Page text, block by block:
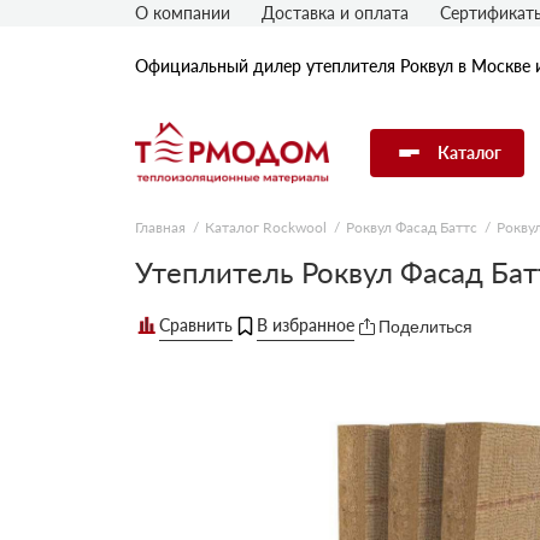
Официальный дилер утеплителя Роквул в Москве
Каталог
Утеплитель Rockwool
Утеплитель Технониколь
Утеплитель Knauf
О компании Доставка и оплата
Главная Каталог Rockwool Роквул Фасад Баттс
Утеплитель Роквул Фасад
Поделиться